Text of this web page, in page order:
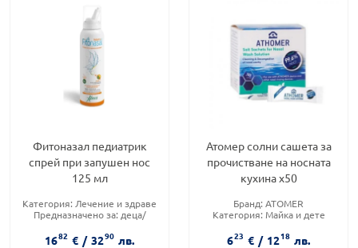
Фитоназал педиатрик
спрей при запушен нос
125 мл
Категория: Лечение и здраве
Предназначено за: деца/
Приложение:назално
1682 € / 3290 лв.
Атомер солни сашета за
прочистване на носната
кухина х50
Бранд: ATOMER
Категория: Майка и дете
623 € / 1218 лв.